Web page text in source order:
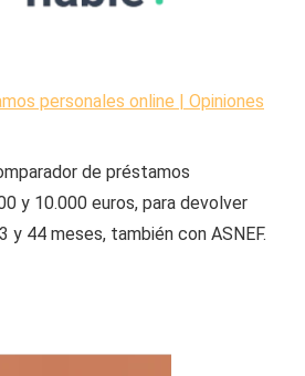
personales online | Opiniones
de préstamos
y 10.000 euros, para devolver
y 44 meses, también con ASNEF.